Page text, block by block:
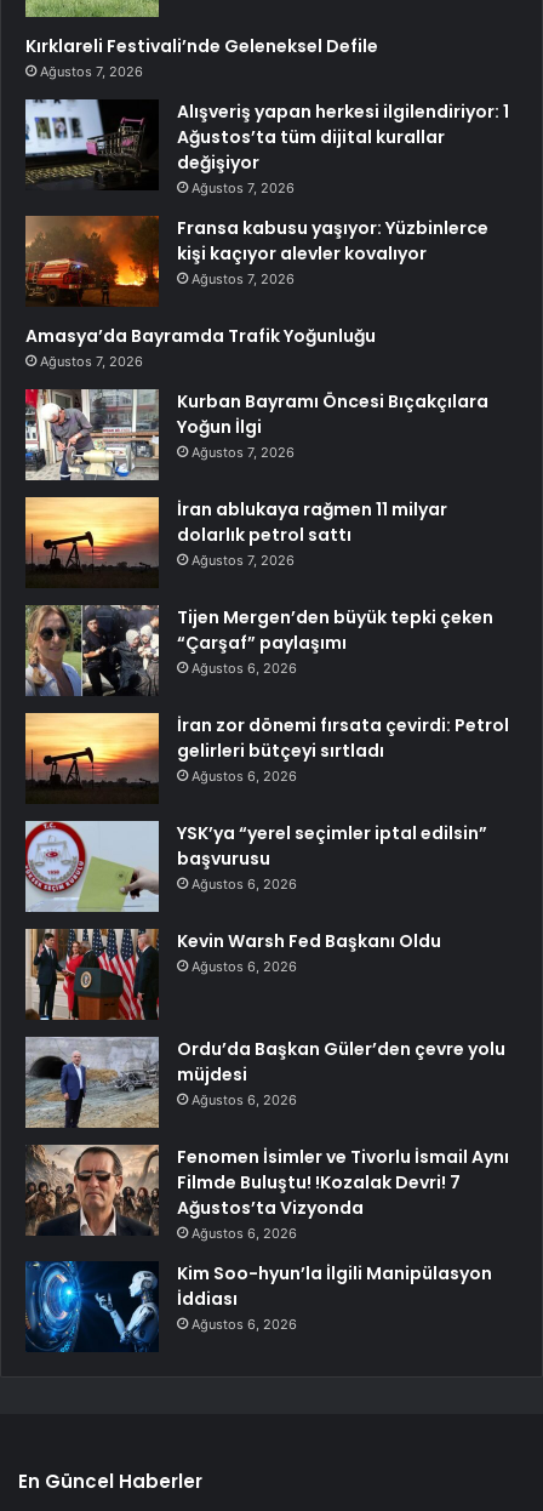
Kırklareli Festivali’nde Geleneksel Defile
Ağustos 7, 2026
Alışveriş yapan herkesi ilgilendiriyor: 1
Ağustos’ta tüm dijital kurallar
değişiyor
Ağustos 7, 2026
Fransa kabusu yaşıyor: Yüzbinlerce
kişi kaçıyor alevler kovalıyor
Ağustos 7, 2026
Amasya’da Bayramda Trafik Yoğunluğu
Ağustos 7, 2026
Kurban Bayramı Öncesi Bıçakçılara
Yoğun İlgi
Ağustos 7, 2026
İran ablukaya rağmen 11 milyar
dolarlık petrol sattı
Ağustos 7, 2026
Tijen Mergen’den büyük tepki çeken
“Çarşaf” paylaşımı
Ağustos 6, 2026
İran zor dönemi fırsata çevirdi: Petrol
gelirleri bütçeyi sırtladı
Ağustos 6, 2026
YSK’ya “yerel seçimler iptal edilsin”
başvurusu
Ağustos 6, 2026
Kevin Warsh Fed Başkanı Oldu
Ağustos 6, 2026
Ordu’da Başkan Güler’den çevre yolu
müjdesi
Ağustos 6, 2026
Fenomen İsimler ve Tivorlu İsmail Aynı
Filmde Buluştu! !Kozalak Devri! 7
Ağustos’ta Vizyonda
Ağustos 6, 2026
Kim Soo-hyun’la İlgili Manipülasyon
İddiası
Ağustos 6, 2026
En Güncel Haberler